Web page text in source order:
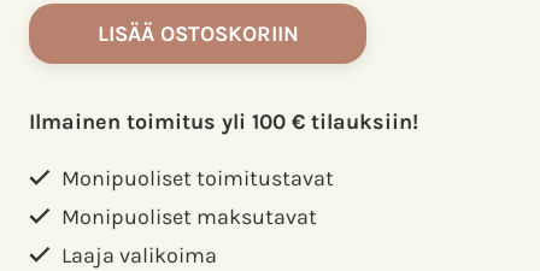
Lähettäjä
tuntematon.
Lisa;
Casserfelt,
Susan
LISÄÄ OSTOSKORIIN
Ilmainen toimitus yli 100 € tilauksiin!
Monipuoliset toimitustavat
Monipuoliset maksutavat
Laaja valikoima